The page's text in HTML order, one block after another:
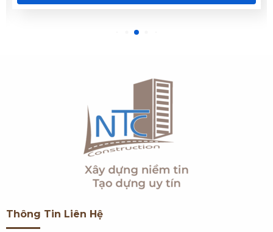
Thông Tin Liên Hệ